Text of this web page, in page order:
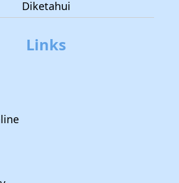
Diketahui
Links